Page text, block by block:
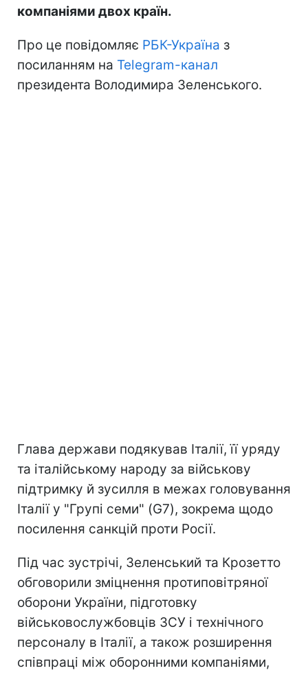
компаніями двох країн.
Про це повідомляє РБК-Україна з
посиланням на Telegram-канал
президента Володимира Зеленського.
Глава держави подякував Італії, її уряду
та італійському народу за військову
підтримку й зусилля в межах головування
Італії у "Групі семи" (G7), зокрема щодо
посилення санкцій проти Росії.
Під час зустрічі, Зеленський та Крозетто
обговорили зміцнення протиповітряної
оборони України, підготовку
військовослужбовців ЗСУ і технічного
персоналу в Італії, а також розширення
співпраці між оборонними компаніями,